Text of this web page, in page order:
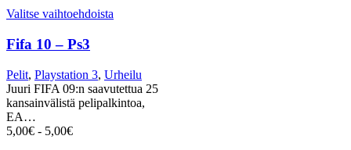
Valitse vaihtoehdoista
Fifa 10 – Ps3
Pelit, Playstation 3, Urheilu
Juuri FIFA 09:n saavutettua 25
kansainvälistä pelipalkintoa,
EA…
5,00€ - 5,00€